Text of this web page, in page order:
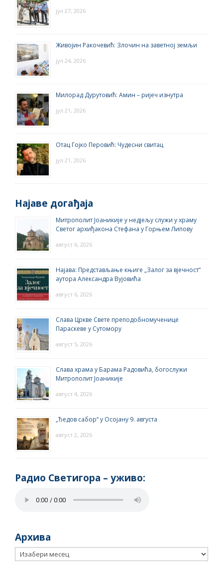
јул 27, 2026
Живојин Ракочевић: Злочин на заветној земљи
јул 24, 2026
Милорад Дурутовић: Амин – ријеч изнутра
јул 21, 2026
Отац Гојко Перовић: Чудесни свитац
јул 21, 2026
Најаве догађаја
Митрополит Јоаникије у недјељу служи у храму
Светог архиђакона Стефана у Горњем Липову
август 6, 2026
Најава: Представљање књиге „Залог за вјечност“
аутора Александра Вујовића
август 6, 2026
Слава Цркве Свете преподобномученице
Параскеве у Сутомору
август 5, 2026
Слава храма у Барама Радовића, богослужи
Митрополит Јоаникије
август 4, 2026
„Ђедов сабор“ у Осојану 9. августа
август 2, 2026
Радио Светигора – yживо:
Архива
Архива